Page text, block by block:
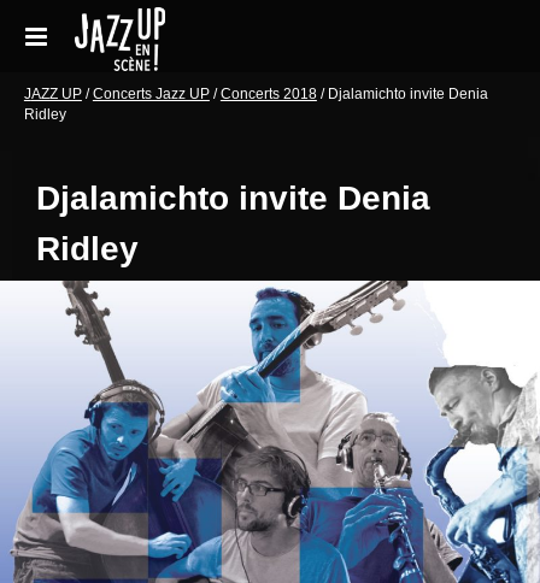
Accueil
Galeries de photos
Le festival en pratique
Soutenir le festival
Archives Concerts
Newsletter
Contact
JAZZ UP/Concerts Jazz UP/Concerts 2018/ Djalamichto invite Denia
Ridley
Djalamichto invite Denia
Ridley